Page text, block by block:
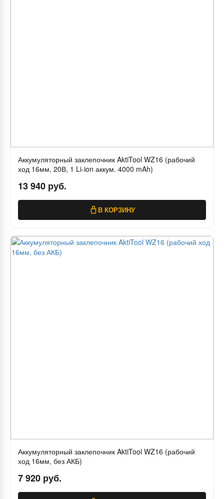
Аккумуляторный заклепочник AktiTool WZ16 (рабочий
ход 16мм, 20В, 1 Li-ion аккум. 4000 mAh)
13 940 руб.
В КОРЗИНУ
Аккумуляторный заклепочник AktiTool WZ16 (рабочий
ход 16мм, без АКБ)
7 920 руб.